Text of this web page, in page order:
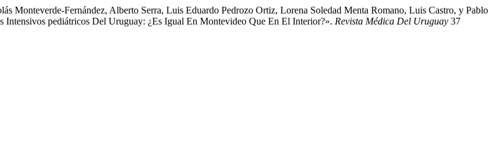
Monteverde-Fernández, Alberto Serra, Luis Eduardo Pedrozo Ortiz, Lorena Soledad Menta Romano, Luis Castro, y Pablo
pediátricos Del Uruguay: ¿Es Igual En Montevideo Que En El Interior?». Revista Médica Del Uruguay 37